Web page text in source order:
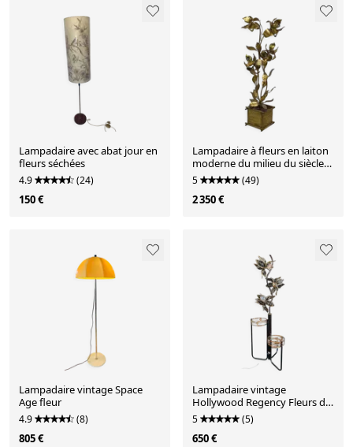
Lampadaire avec abat jour en
fleurs séchées
4.9 (24)
150 €
Lampadaire à fleurs en laiton
moderne du milieu du siècle
Hans Kögl
5 (49)
2 350 €
Lampadaire vintage Space
Age fleur
4.9 (8)
805 €
Lampadaire vintage
Hollywood Regency Fleurs de
Lotus
5 (5)
650 €